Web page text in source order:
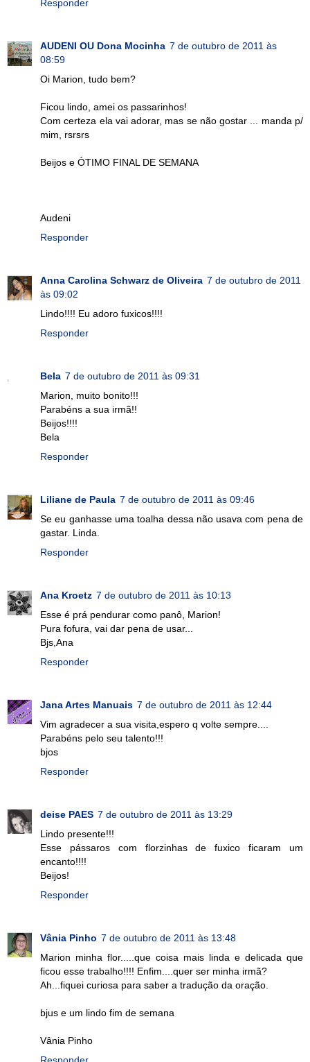
Responder
AUDENI OU Dona Mocinha 7 de outubro de 2011 às
08:59
Oi Marion, tudo bem?
Ficou lindo, amei os passarinhos!
Com certeza ela vai adorar, mas se não gostar ... manda p/
mim, rsrsrs
Beijos e ÓTIMO FINAL DE SEMANA
Audeni
Responder
Anna Carolina Schwarz de Oliveira 7 de outubro de 2011
às 09:02
Lindo!!!! Eu adoro fuxicos!!!!
Responder
Bela 7 de outubro de 2011 às 09:31
Marion, muito bonito!!!
Parabéns a sua irmã!!
Beijos!!!!
Bela
Responder
Liliane de Paula 7 de outubro de 2011 às 09:46
Se eu ganhasse uma toalha dessa não usava com pena de
gastar. Linda.
Responder
Ana Kroetz 7 de outubro de 2011 às 10:13
Esse é prá pendurar como panô, Marion!
Pura fofura, vai dar pena de usar...
Bjs,Ana
Responder
Jana Artes Manuais 7 de outubro de 2011 às 12:44
Vim agradecer a sua visita,espero q volte sempre....
Parabéns pelo seu talento!!!
bjos
Responder
deise PAES 7 de outubro de 2011 às 13:29
Lindo presente!!!
Esse pássaros com florzinhas de fuxico ficaram um
encanto!!!!
Beijos!
Responder
Vânia Pinho 7 de outubro de 2011 às 13:48
Marion minha flor.....que coisa mais linda e delicada que
ficou esse trabalho!!!! Enfim....quer ser minha irmã?
Ah...fiquei curiosa para saber a tradução da oração.
bjus e um lindo fim de semana
Vânia Pinho
Responder